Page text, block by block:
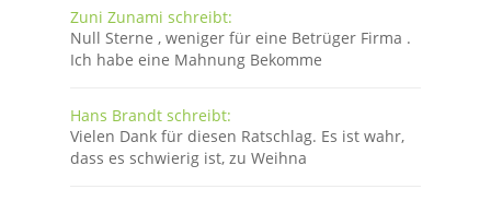
Zuni Zunami schreibt:
Null Sterne , weniger für eine Betrüger Firma .
Ich habe eine Mahnung Bekomme
Hans Brandt schreibt:
Vielen Dank für diesen Ratschlag. Es ist wahr,
dass es schwierig ist, zu Weihna